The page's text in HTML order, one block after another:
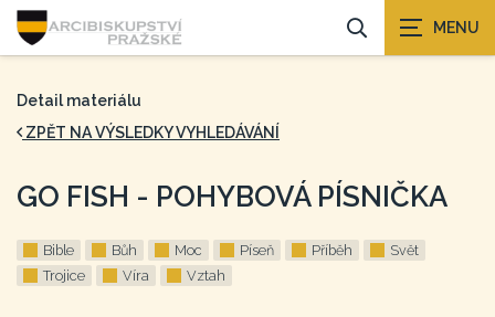
Detail materiálu
ZPĚT NA VÝSLEDKY VYHLEDÁVÁNÍ
GO FISH - POHYBOVÁ PÍSNIČKA
Bible Bůh Moc Píseň Příběh
Svět
Trojice
Víra Vztah